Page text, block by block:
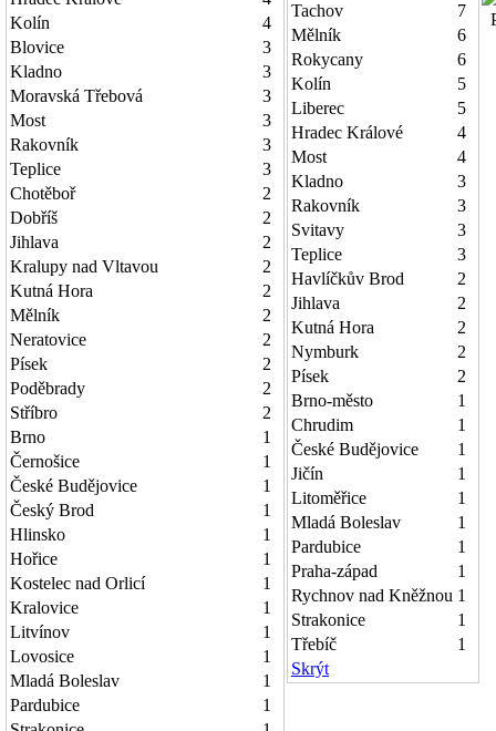
Kolín
4
Blovice
3
Kladno
3
Moravská Třebová
3
Most
3
Rakovník
3
Teplice
3
Chotěboř
2
Dobříš
2
Jihlava
2
Kralupy nad Vltavou
2
Kutná Hora
2
Mělník
2
Neratovice
2
Písek
2
Poděbrady
2
Stříbro
2
Brno
1
Černošice
1
České Budějovice
1
Český Brod
1
Hlinsko
1
Hořice
1
Kostelec nad Orlicí
1
Kralovice
1
Litvínov
1
Lovosice
1
Mladá Boleslav
1
Pardubice
1
Tachov
7
Mělník
6
Rokycany
6
Kolín
5
Liberec
5
Hradec Králové
4
Most
4
Kladno
3
Rakovník
3
Svitavy
3
Teplice
3
Havlíčkův Brod
2
Jihlava
2
Kutná Hora
2
Nymburk
2
Písek
2
Brno-město
1
Chrudim
1
České Budějovice
1
Jičín
1
Litoměřice
1
Mladá Boleslav
1
Pardubice
1
Praha-západ
1
Rychnov nad Kněžnou 1
Strakonice
1
Třebíč
1
Skrýt